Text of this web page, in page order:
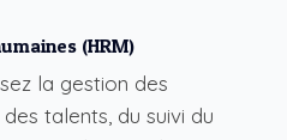
(HRM)
la gestion des
talents, du suivi du